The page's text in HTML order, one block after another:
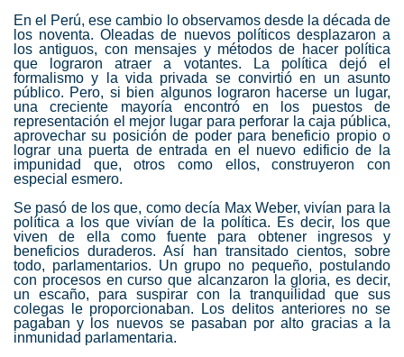
En el Perú, ese cambio lo observamos desde la década de
los noventa. Oleadas de nuevos políticos desplazaron a
los antiguos, con mensajes y métodos de hacer política
que lograron atraer a votantes. La política dejó el
formalismo y la vida privada se convirtió en un asunto
público. Pero, si bien algunos lograron hacerse un lugar,
una creciente mayoría encontró en los puestos de
representación el mejor lugar para perforar la caja pública,
aprovechar su posición de poder para beneficio propio o
lograr una puerta de entrada en el nuevo edificio de la
impunidad que, otros como ellos, construyeron con
especial esmero.
Se pasó de los que, como decía Max Weber, vivían para la
política a los que vivían de la política. Es decir, los que
viven de ella como fuente para obtener ingresos y
beneficios duraderos. Así han transitado cientos, sobre
todo, parlamentarios. Un grupo no pequeño, postulando
con procesos en curso que alcanzaron la gloria, es decir,
un escaño, para suspirar con la tranquilidad que sus
colegas le proporcionaban. Los delitos anteriores no se
pagaban y los nuevos se pasaban por alto gracias a la
inmunidad parlamentaria.